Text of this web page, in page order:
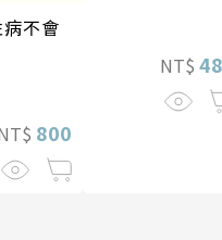
不會
800
NT$